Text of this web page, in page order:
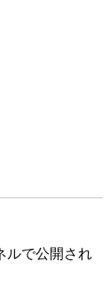
ルで公開され